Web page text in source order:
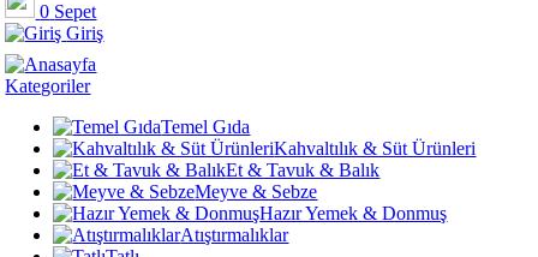
0 Sepet
Giriş
Kategoriler
Temel Gıda
Kahvaltılık & Süt Ürünleri
Et & Tavuk & Balık
Meyve & Sebze
Hazır Yemek & Donmuş
Atıştırmalıklar